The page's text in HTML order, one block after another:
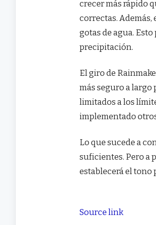
crecer más rápido
correctas.
gotas de agua.
precipitación.
El giro de
más seguro a largo
limitados a los
implementado
Lo que sucede a
suficientes. Pero a
establecerá el tono
Source link